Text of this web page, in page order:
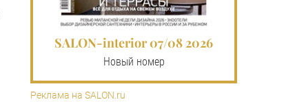
SALON-interior 07/08 2026
Новый номер
Реклама на SALON.ru